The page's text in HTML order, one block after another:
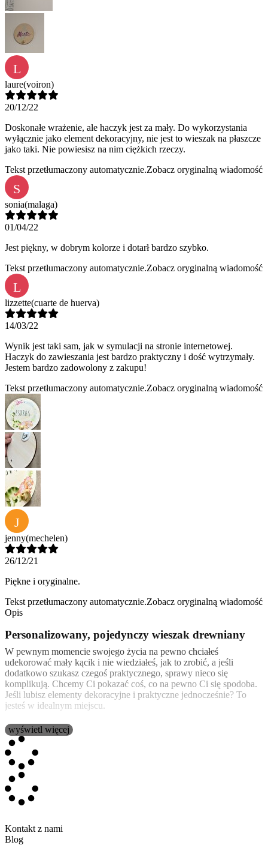
L
laure(voiron)
20/12/22
Doskonałe wrażenie, ale haczyk jest za mały. Do wykorzystania
wyłącznie jako element dekoracyjny, nie jest to wieszak na płaszcze
jako taki. Nie powiesisz na nim ciężkich rzeczy.
Tekst przetłumaczony automatycznie.Zobacz oryginalną wiadomość
S
sonia(malaga)
01/04/22
Jest piękny, w dobrym kolorze i dotarł bardzo szybko.
Tekst przetłumaczony automatycznie.Zobacz oryginalną wiadomość
L
lizzette(cuarte de huerva)
14/03/22
Wynik jest taki sam, jak w symulacji na stronie internetowej.
Haczyk do zawieszania jest bardzo praktyczny i dość wytrzymały.
Jestem bardzo zadowolony z zakupu!
Tekst przetłumaczony automatycznie.Zobacz oryginalną wiadomość
J
jenny(mechelen)
26/12/21
Piękne i oryginalne.
Tekst przetłumaczony automatycznie.Zobacz oryginalną wiadomość
Opis
Personalizowany, pojedynczy wieszak drewniany
W pewnym momencie swojego życia na pewno chciałeś
udekorować mały kącik i nie wiedziałeś, jak to zrobić, a jeśli
dodatkowo szukasz czegoś praktycznego, sprawy nieco się
komplikują. Chcemy Ci pokazać coś, co na pewno Ci się spodoba.
Jeśli lubisz elementy dekoracyjne i praktyczne jednocześnie? To
jesteś w idealnym miejscu.
Tenpersonalizowany drewniany wieszak
uzupełnieniem, którego szukałeś.
małych przedmiotów lub ubranek dziecięcych
tornister, a nawet idealnie nadaje się do przechowywania maseczki.
Ten piękny,
strony, ozdobiony wybranym przez Ciebie wzorem. Ma
średnicy
poniżej 1 kg. Z tyłu zawiera naklejkę z zawieszką, dzięki czemu
można ją powiesić na dowolnym haczyku, który został już
wyświetl więcej
Kontakt z nami
Blog